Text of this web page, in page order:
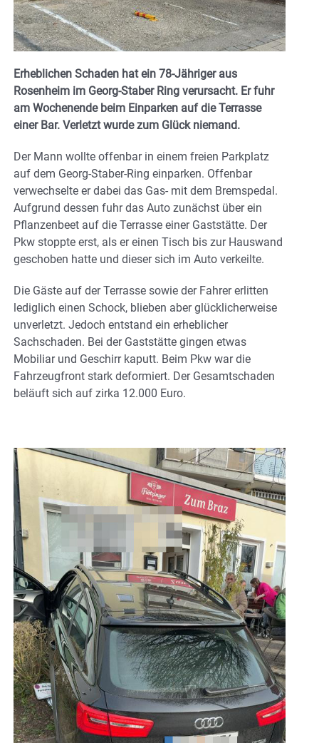
Erheblichen Schaden hat ein 78-Jähriger aus
Rosenheim im Georg-Staber Ring verursacht. Er fuhr
am Wochenende beim Einparken auf die Terrasse
einer Bar. Verletzt wurde zum Glück niemand.
Der Mann wollte offenbar in einem freien Parkplatz
auf dem Georg-Staber-Ring einparken. Offenbar
verwechselte er dabei das Gas- mit dem Bremspedal.
Aufgrund dessen fuhr das Auto zunächst über ein
Pflanzenbeet auf die Terrasse einer Gaststätte. Der
Pkw stoppte erst, als er einen Tisch bis zur Hauswand
geschoben hatte und dieser sich im Auto verkeilte.
Die Gäste auf der Terrasse sowie der Fahrer erlitten
lediglich einen Schock, blieben aber glücklicherweise
unverletzt. Jedoch entstand ein erheblicher
Sachschaden. Bei der Gaststätte gingen etwas
Mobiliar und Geschirr kaputt. Beim Pkw war die
Fahrzeugfront stark deformiert. Der Gesamtschaden
beläuft sich auf zirka 12.000 Euro.